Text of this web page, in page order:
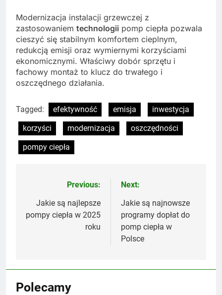
Modernizacja instalacji grzewczej z
zastosowaniem technologii pomp ciepła pozwala
cieszyć się stabilnym komfortem cieplnym,
redukcją emisji oraz wymiernymi korzyściami
ekonomicznymi. Właściwy dobór sprzętu i
fachowy montaż to klucz do trwałego i
oszczędnego działania.
Tagged: efektywność emisja
inwestycja
korzyści
modernizacja
oszczędności
pompy ciepła
Nawigacja
wpisu
Previous:
Jakie są najlepsze
pompy ciepła w 2025
roku
Next:
Jakie są najnowsze
programy dopłat do
pomp ciepła w
Polsce
Polecamy